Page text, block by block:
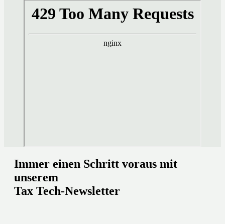
Immer einen Schritt voraus mit
unserem
Tax Tech-Newsletter